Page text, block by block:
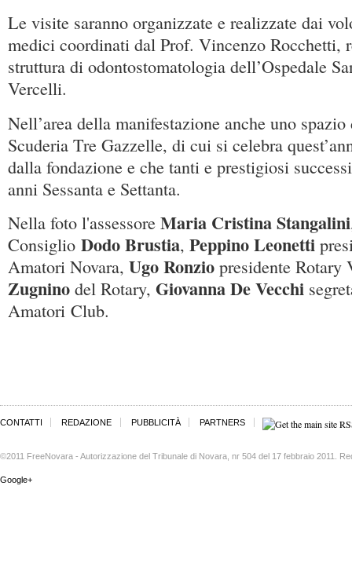
Le visite saranno organizzate e realizzate dai
medici coordinati dal Prof. Vincenzo Rocchetti,
struttura di odontostomatologia dell’Ospedale
Vercelli.
Nell’area della manifestazione anche uno
Scuderia Tre Gazzelle, di cui si celebra
dalla fondazione e che tanti e prestigiosi
anni Sessanta e Settanta.
Nella foto l'assessore Maria Cristina Stangalini
Consiglio Dodo Brustia, Peppino Leonetti
Amatori Novara, Ugo Ronzio presidente
Zugnino del Rotary, Giovanna De Vecchi
Amatori Club.
CONTATTI REDAZIONE PUBBLICITÀ PARTNERS
©2011 FreeNovara - Autorizzazione del Tribunale di Novara, nr 504 del 17 febbraio 2011.
Google+